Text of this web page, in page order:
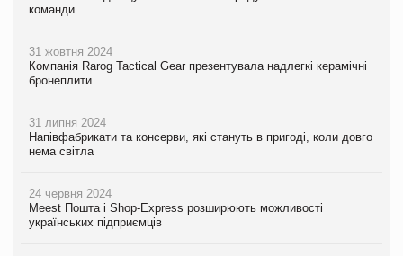
команди
31 жовтня 2024
Компанія Rarog Tactical Gear презентувала надлегкі керамічні
бронеплити
31 липня 2024
Напівфабрикати та консерви, які стануть в пригоді, коли довго
нема світла
24 червня 2024
Meest Пошта і Shop-Express розширюють можливості
українських підприємців